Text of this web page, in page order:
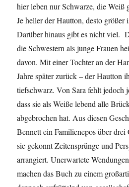
hier leben nur Schwarze, die Weiß
Je heller der Hautton, desto größer
Darüber hinaus gibt es nicht viel.
die Schwestern als junge Frauen
davon. Mit einer Tochter an der
Jahre später zurück – der Hautton
tiefschwarz. Von Sara fehlt jedoch
dass sie als Weiße lebend alle
abgebrochen hat. Aus diesen
Bennett ein Familienepos über
sie gekonnt Zeitensprünge und
arrangiert. Unerwartete
machen das Buch zu einem